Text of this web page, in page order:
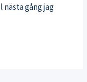
gång jag